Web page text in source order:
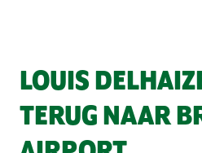
LOUIS
TERUG NAAR